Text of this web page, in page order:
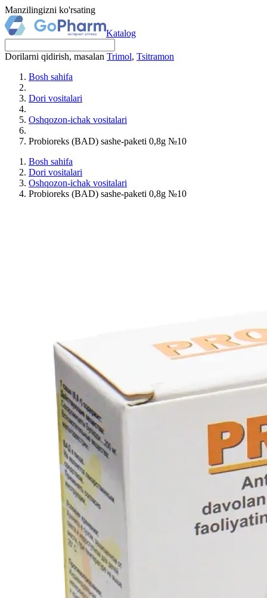
Manzilingizni ko'rsating
Katalog
Dorilarni qidirish, masalan Trimol, Tsitramon
Bosh sahifa
Dori vositalari
Oshqozon-ichak vositalari
Probioreks (BAD) sashe-paketi 0,8g №10
Bosh sahifa
Dori vositalari
Oshqozon-ichak vositalari
Probioreks (BAD) sashe-paketi 0,8g №10